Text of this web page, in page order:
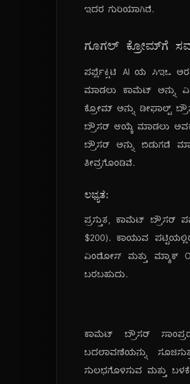
ಇದರ ಗುರಿಯಾಗಿದೆ.
ಗೂಗಲ್ ಕ್ರೋಮ್‌ಗೆ
ಪರ್ಪ್ಲೆಕ್ಸಿಟಿ AI ಯ ಸಿಇಒ
ಮಾಡಲು ಕಾಮೆಟ್ ಅನ್ನು
ಕ್ರೋಮ್ ಅನ್ನು ಡೀಫಾಲ್ಟ್
ಬ್ರೌಸರ್ ಆಯ್ಕೆ ಮಾಡಲು
ಬ್ರೌಸರ್ ಅನ್ನು ಬಿಡುಗಡೆ
ತೀವ್ರಗೊಂಡಿವೆ.
ಲಭ್ಯತೆ:
ಪ್ರಸ್ತುತ, ಕಾಮೆಟ್ ಬ್ರೌಸರ್
$200). ಕಾಯುವ
ವಿಂಡೋಸ್ ಮತ್ತು ಮ್ಯಾಕ್
ಬರಬಹುದು.
ಕಾಮೆಟ್ ಬ್ರೌಸರ್
ಬದಲಾವಣೆಯನ್ನು
ಸುಲಭಗೊಳಿಸುವ ಮತ್ತು